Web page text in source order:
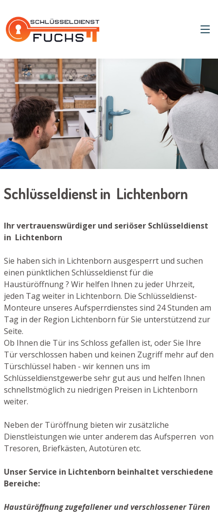
Schlüsseldienst in Lichtenborn
Ihr vertrauenswürdiger und seriöser Schlüsseldienst
in Lichtenborn
Sie haben sich in Lichtenborn ausgesperrt und suchen
einen pünktlichen Schlüsseldienst für die
Haustüröffnung ? Wir helfen Ihnen zu jeder Uhrzeit,
jeden Tag weiter in Lichtenborn. Die Schlüsseldienst-
Monteure unseres Aufsperrdienstes sind 24 Stunden am
Tag in der Region Lichtenborn für Sie unterstützend zur
Seite.
Ob Ihnen die Tür ins Schloss gefallen ist, oder Sie Ihre
Tür verschlossen haben und keinen Zugriff mehr auf den
Türschlüssel haben - wir kennen uns im
Schlüsseldienstgewerbe sehr gut aus und helfen Ihnen
schnellstmöglich zu niedrigen Preisen in Lichtenborn
weiter.
Neben der Türöffnung bieten wir zusätzliche
Dienstleistungen wie unter anderem das Aufsperren von
Tresoren, Briefkästen, Autotüren etc.
Unser Service in Lichtenborn beinhaltet verschiedene
Bereiche:
Haustüröffnung zugefallener und verschlossener Türen